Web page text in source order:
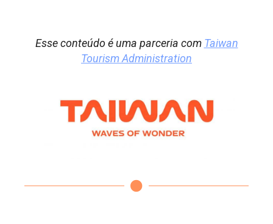
Esse conteúdo é uma parceria com Taiwan
Tourism Administration